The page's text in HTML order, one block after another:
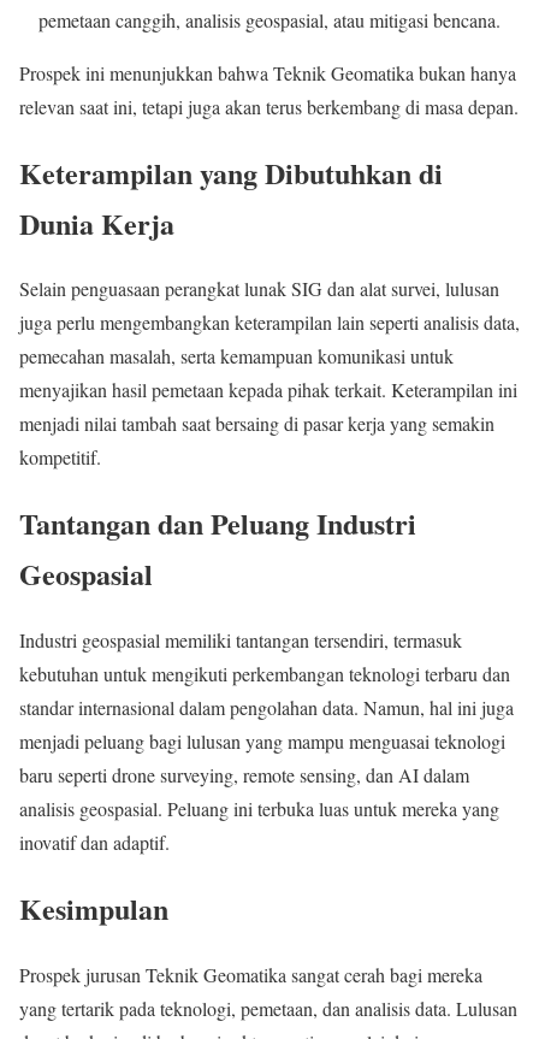
pemetaan canggih, analisis geospasial, atau mitigasi bencana.
Prospek ini menunjukkan bahwa Teknik Geomatika bukan hanya
relevan saat ini, tetapi juga akan terus berkembang di masa depan.
Keterampilan yang Dibutuhkan di
Dunia Kerja
Selain penguasaan perangkat lunak SIG dan alat survei, lulusan
juga perlu mengembangkan keterampilan lain seperti analisis data,
pemecahan masalah, serta kemampuan komunikasi untuk
menyajikan hasil pemetaan kepada pihak terkait. Keterampilan ini
menjadi nilai tambah saat bersaing di pasar kerja yang semakin
kompetitif.
Tantangan dan Peluang Industri
Geospasial
Industri geospasial memiliki tantangan tersendiri, termasuk
kebutuhan untuk mengikuti perkembangan teknologi terbaru dan
standar internasional dalam pengolahan data. Namun, hal ini juga
menjadi peluang bagi lulusan yang mampu menguasai teknologi
baru seperti drone surveying, remote sensing, dan AI dalam
analisis geospasial. Peluang ini terbuka luas untuk mereka yang
inovatif dan adaptif.
Kesimpulan
Prospek jurusan Teknik Geomatika sangat cerah bagi mereka
yang tertarik pada teknologi, pemetaan, dan analisis data. Lulusan